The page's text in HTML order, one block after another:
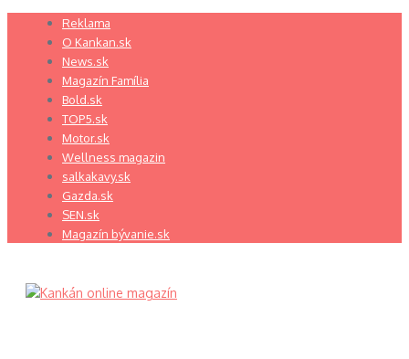
Preskočiť
Reklama
O Kankan.sk
News.sk
Magazín Família
Bold.sk
TOP5.sk
Motor.sk
Wellness magazin
salkakavy.sk
Gazda.sk
SEN.sk
Magazín bývanie.sk